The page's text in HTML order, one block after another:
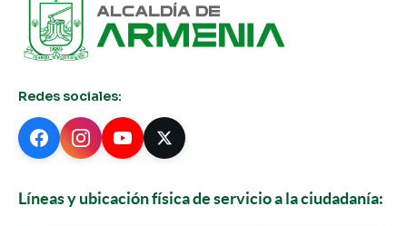
Redes sociales:
Líneas y ubicación física de servicio a la ciudadanía: